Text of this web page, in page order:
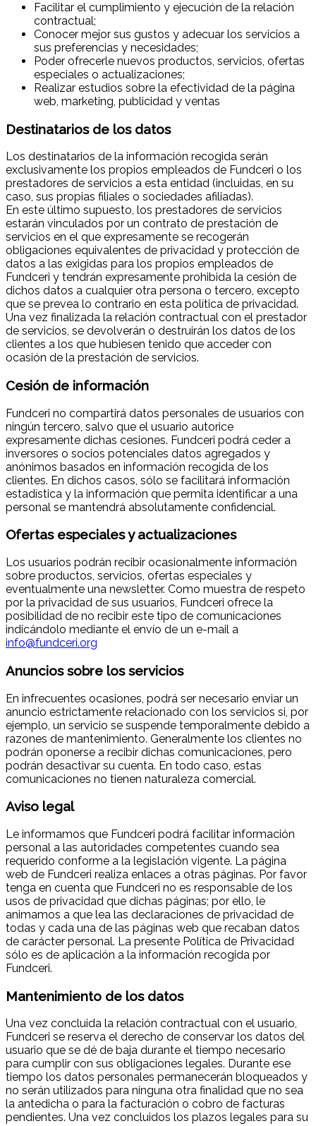
Facilitar el cumplimiento y ejecución de la relación
contractual;
Conocer mejor sus gustos y adecuar los servicios a
sus preferencias y necesidades;
Poder ofrecerle nuevos productos, servicios, ofertas
especiales o actualizaciones;
Realizar estudios sobre la efectividad de la página
web, marketing, publicidad y ventas
Destinatarios de los datos
Los destinatarios de la información recogida serán
exclusivamente los propios empleados de Fundceri o los
prestadores de servicios a esta entidad (incluidas, en su
caso, sus propias filiales o sociedades afiliadas).
En este último supuesto, los prestadores de servicios
estarán vinculados por un contrato de prestación de
servicios en el que expresamente se recogerán
obligaciones equivalentes de privacidad y protección de
datos a las exigidas para los propios empleados de
Fundceri y tendrán expresamente prohibida la cesión de
dichos datos a cualquier otra persona o tercero, excepto
que se prevea lo contrario en esta política de privacidad.
Una vez finalizada la relación contractual con el prestador
de servicios, se devolverán o destruirán los datos de los
clientes a los que hubiesen tenido que acceder con
ocasión de la prestación de servicios.
Cesión de información
Fundceri no compartirá datos personales de usuarios con
ningún tercero, salvo que el usuario autorice
expresamente dichas cesiones. Fundceri podrá ceder a
inversores o socios potenciales datos agregados y
anónimos basados en información recogida de los
clientes. En dichos casos, sólo se facilitará información
estadística y la información que permita identificar a una
personal se mantendrá absolutamente confidencial.
Ofertas especiales y actualizaciones
Los usuarios podrán recibir ocasionalmente información
sobre productos, servicios, ofertas especiales y
eventualmente una newsletter. Como muestra de respeto
por la privacidad de sus usuarios, Fundceri ofrece la
posibilidad de no recibir este tipo de comunicaciones
indicándolo mediante el envío de un e-mail a
info@fundceri.org
Anuncios sobre los servicios
En infrecuentes ocasiones, podrá ser necesario enviar un
anuncio estrictamente relacionado con los servicios si, por
ejemplo, un servicio se suspende temporalmente debido a
razones de mantenimiento. Generalmente los clientes no
podrán oponerse a recibir dichas comunicaciones, pero
podrán desactivar su cuenta. En todo caso, estas
comunicaciones no tienen naturaleza comercial.
Aviso legal
Le informamos que Fundceri podrá facilitar información
personal a las autoridades competentes cuando sea
requerido conforme a la legislación vigente. La página
web de Fundceri realiza enlaces a otras páginas. Por favor
tenga en cuenta que Fundceri no es responsable de los
usos de privacidad que dichas páginas; por ello, le
animamos a que lea las declaraciones de privacidad de
todas y cada una de las páginas web que recaban datos
de carácter personal. La presente Política de Privacidad
sólo es de aplicación a la información recogida por
Fundceri.
Mantenimiento de los datos
Una vez concluida la relación contractual con el usuario,
Fundceri se reserva el derecho de conservar los datos del
usuario que se dé de baja durante el tiempo necesario
para cumplir con sus obligaciones legales. Durante ese
tiempo los datos personales permanecerán bloqueados y
no serán utilizados para ninguna otra finalidad que no sea
la antedicha o para la facturación o cobro de facturas
pendientes. Una vez concluidos los plazos legales para su